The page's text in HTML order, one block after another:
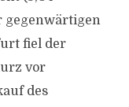
gegenwärtigen
fiel der
vor
des